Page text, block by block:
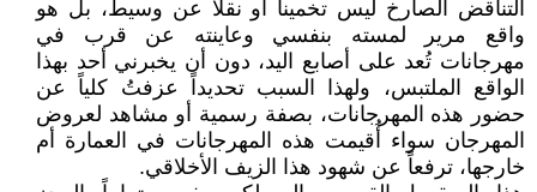
التناقض الصارخ ليس تخميناً أو نقلاً عن وسيط، بل هو
واقع مرير لمسته بنفسي وعاينته عن قرب في
مهرجانات تُعد على أصابع اليد، دون أن يخبرني أحد بهذا
الواقع الملتبس، ولهذا السبب تحديداً عزفتُ كلياً عن
حضور هذه المهرجانات، بصفة رسمية أو مشاهد لعروض
المهرجان سواء أُقيمت هذه المهرجانات في العمارة أم
خارجها، ترفعاً عن شهود هذا الزيف الأخلاقي.